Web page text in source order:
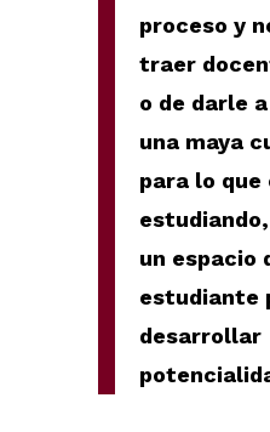
proceso y
traer
o de darle
una maya
para lo que
un espacio
estudiante
desarrollar